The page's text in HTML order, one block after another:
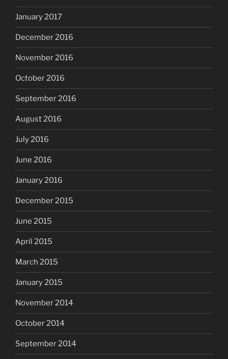
January 2017
December 2016
November 2016
October 2016
September 2016
August 2016
July 2016
June 2016
January 2016
December 2015
June 2015
April 2015
March 2015
January 2015
November 2014
October 2014
September 2014